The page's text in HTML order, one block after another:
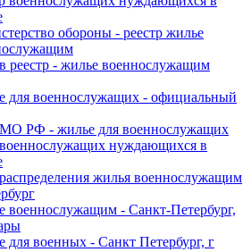
обороны - реестр жилье
реестр - жилье военнослужащим
для военнослужащих - официальный
РФ - жилье для военнослужащих
нуждающихся в
жилья военнослужащим
военнослужащим - Санкт-Петербург,
для военных - Санкт Петербург, г